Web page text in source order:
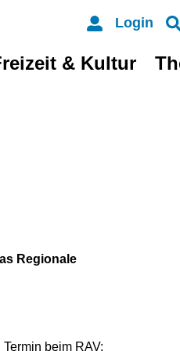
Login
& Kultur
Regionale
beim RAV: